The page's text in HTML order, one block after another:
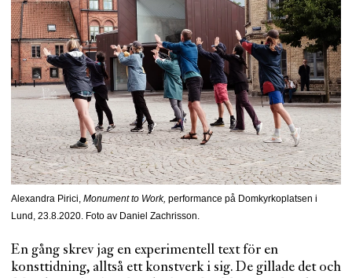
Alexandra Pirici, Monument to Work, performance på Domkyrkoplatsen i
Lund, 23.8.2020. Foto av Daniel Zachrisson.
En gång skrev jag en experimentell text för en
konsttidning, alltså ett konstverk i sig. De gillade det och